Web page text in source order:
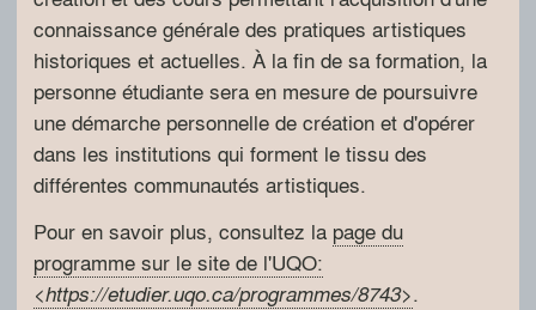
connaissance générale des pratiques artistiques
historiques et actuelles. À la fin de sa formation, la
personne étudiante sera en mesure de poursuivre
une démarche personnelle de création et d'opérer
dans les institutions qui forment le tissu des
différentes communautés artistiques.
Pour en savoir plus, consultez la page du
programme sur le site de l'UQO:
<https://etudier.uqo.ca/programmes/8743>.